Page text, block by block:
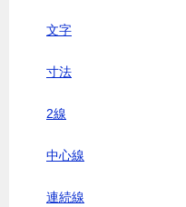
文字
寸法
2線
中心線
連続線